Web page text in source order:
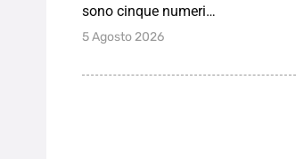
sono cinque numeri…
5 Agosto 2026